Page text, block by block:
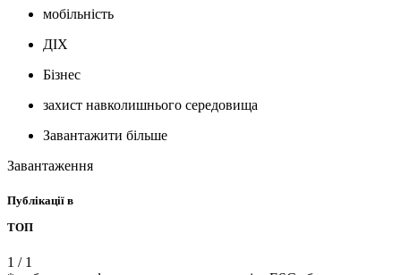
мобільність
ДІХ
Бізнес
захист навколишнього середовища
Завантажити більше
Завантаження
Публікації в
ТОП
1 / 1